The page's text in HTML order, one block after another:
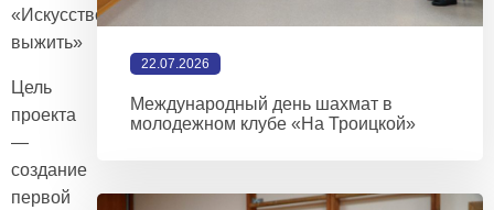
«Искусство
выжить»
Цель
проекта
—
создание
первой
22.07.2026
Международный день шахмат в
молодежном клубе «На Троицкой»